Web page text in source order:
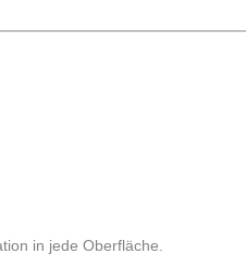
in jede Oberfläche.